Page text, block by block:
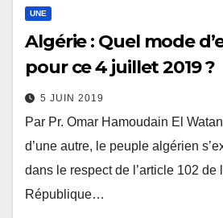
UNE
Algérie : Quel mode
pour ce 4 juillet 2019 ?
5 JUIN 2019
Par Pr. Omar Hamoudain El
d’une autre, le peuple algérien
dans le respect de l’article 102 de
République…